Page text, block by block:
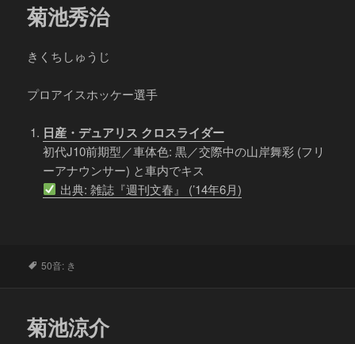
菊池秀治
きくちしゅうじ
プロアイスホッケー選手
日産・デュアリス クロスライダー
初代J10前期型／車体色: 黒／交際中の山岸舞彩 (フリ
ーアナウンサー) と車内でキス
出典: 雑誌『週刊文春』 (’14年6月)
タ
50音: き
菊池涼介